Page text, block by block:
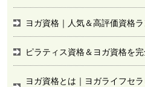
ヨガ資格｜人気＆高評価資格
ピラティス資格＆ヨガ資格を
ヨガ資格とは｜ヨガライフセ